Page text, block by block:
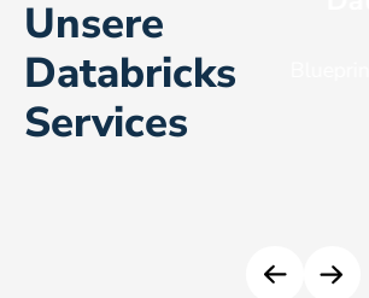
Unsere
Databricks
Services
vs. Fabric vs.